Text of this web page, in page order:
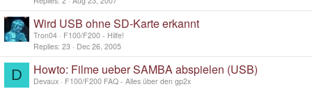
Wird USB ohne SD-Karte erkannt
Tron04
F100/F200 - Hilfe!
Replies 23 Dec 26, 2005
D Howto: Filme ueber SAMBA abspielen (USB)
Devaux
F100/F200 FAQ - Alles über den gp2x